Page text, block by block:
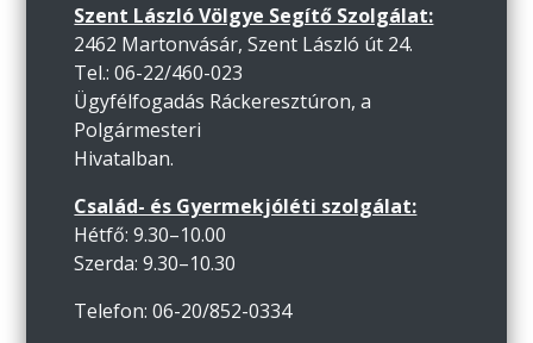
Szent László Völgye Segítő Szolgálat:
2462 Martonvásár, Szent László út 24.
Tel.: 06-22/460-023
Ügyfélfogadás Ráckeresztúron, a
Polgármesteri
Hivatalban.
Család- és Gyermekjóléti szolgálat:
Hétfő: 9.30–10.00
Szerda: 9.30–10.30
Telefon: 06-20/852-0334